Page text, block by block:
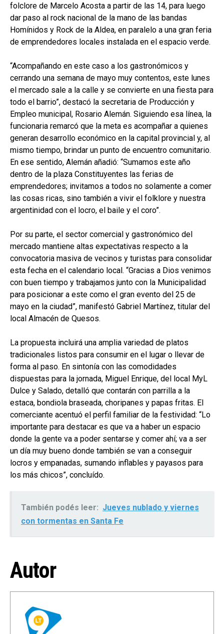
folclore de Marcelo Acosta a partir de las 14, para luego
dar paso al rock nacional de la mano de las bandas
Homínidos y Rock de la Aldea, en paralelo a una gran feria
de emprendedores locales instalada en el espacio verde.
“Acompañando en este caso a los gastronómicos y
cerrando una semana de mayo muy contentos, este lunes
el mercado sale a la calle y se convierte en una fiesta para
todo el barrio”, destacó la secretaria de Producción y
Empleo municipal, Rosario Alemán. Siguiendo esa línea, la
funcionaria remarcó que la meta es acompañar a quienes
generan desarrollo económico en la capital provincial y, al
mismo tiempo, brindar un punto de encuentro comunitario.
En ese sentido, Alemán añadió: “Sumamos este año
dentro de la plaza Constituyentes las ferias de
emprendedores; invitamos a todos no solamente a comer
las cosas ricas, sino también a vivir el folklore y nuestra
argentinidad con el locro, el baile y el coro”.
Por su parte, el sector comercial y gastronómico del
mercado mantiene altas expectativas respecto a la
convocatoria masiva de vecinos y turistas para consolidar
esta fecha en el calendario local. “Gracias a Dios venimos
con buen tiempo y trabajamos junto con la Municipalidad
para posicionar a este como el gran evento del 25 de
mayo en la ciudad”, manifestó Gabriel Martínez, titular del
local Almacén de Quesos.
La propuesta incluirá una amplia variedad de platos
tradicionales listos para consumir en el lugar o llevar de
forma al paso. En sintonía con las comodidades
dispuestas para la jornada, Miguel Enrique, del local MyL
Dulce y Salado, detalló que contarán con parrilla a la
estaca, bondiola braseada, choripanes y papas fritas. El
comerciante acentuó el perfil familiar de la festividad: “Lo
importante para destacar es que va a haber un espacio
donde la gente va a poder sentarse y comer ahí; va a ser
un día muy bueno donde también se van a conseguir
locros y empanadas, sumando inflables y payasos para
los más chicos”, concluído.
También podés leer: Jueves nublado y viernes
con tormentas en Santa Fe
Autor